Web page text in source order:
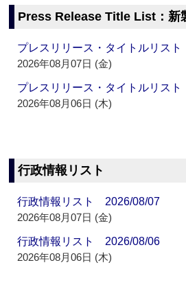
Press Release Title List：新
プレスリリース・タイトルリス
2026年08月07日 (金)
プレスリリース・タイトルリス
2026年08月06日 (木)
行政情報リスト
行政情報リスト 2026/08/07
2026年08月07日 (金)
行政情報リスト 2026/08/06
2026年08月06日 (木)